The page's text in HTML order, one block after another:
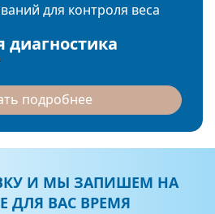
для контроля веса
диагностика
подробнее
И МЫ ЗАПИШЕМ НА
ДЛЯ ВАС ВРЕМЯ